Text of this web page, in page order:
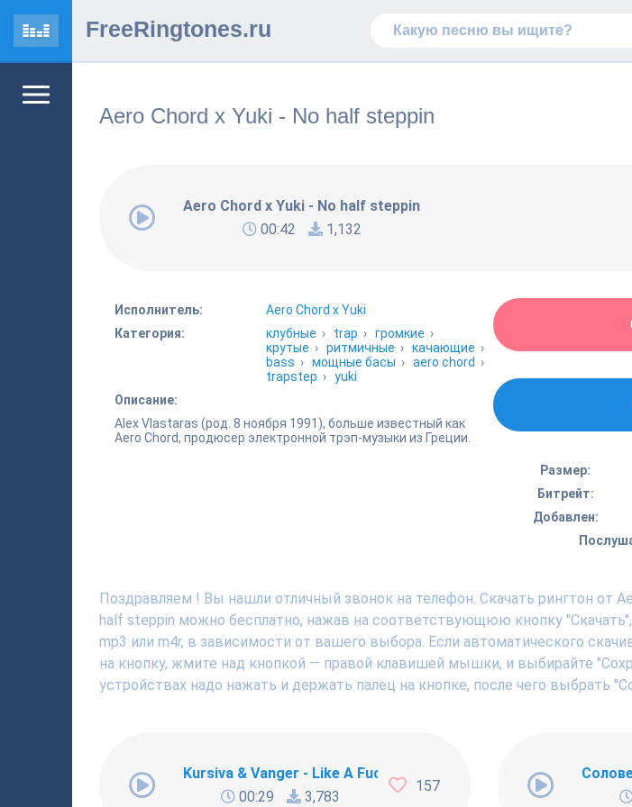
FreeRingtones.ru
Aero Chord x Yuki - No half steppin
Aero Chord x Yuki - No half steppin
00:42
1,132
Исполнитель:
Aero Chord x Yuki
Категория:
клубные › trap › громкие ›
крутые › ритмичные › качающие ›
bass › мощные басы › aero chord ›
trapstep › yuki
Описание:
Alex Vlastaras (род. 8 ноября 1991), больше известный как
Aero Chord, продюсер электронной трэп-музыки из Греции.
Размер:
Битрейт:
Добавлен:
Поздравляем ! Вы нашли отличный звонок на телефон. Скачать рингтон от
half steppin можно бесплатно, нажав на соответствующюю кнопку
mp3 или m4r, в зависимости от вашего выбора. Если автоматического
на кнопку, жмите над кнопкой — правой клавишей мышки, и выбирайте
устройствах надо нажать и держать палец на кнопке, после чего выбрать
Kursiva & Vanger - Like A Fucking Newbie
00:29
3,783
157